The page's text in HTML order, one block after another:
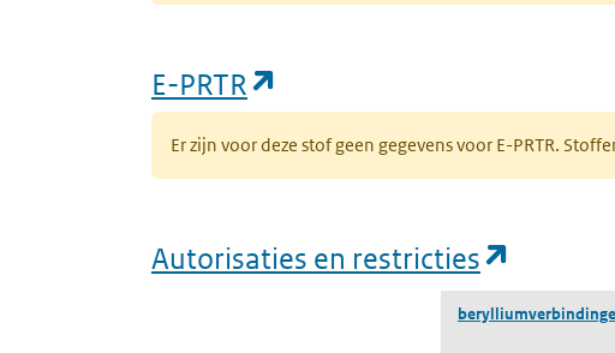
E-PRTR
Er zijn voor deze stof geen gegevens voor E-PRTR.
Autorisaties en restricties